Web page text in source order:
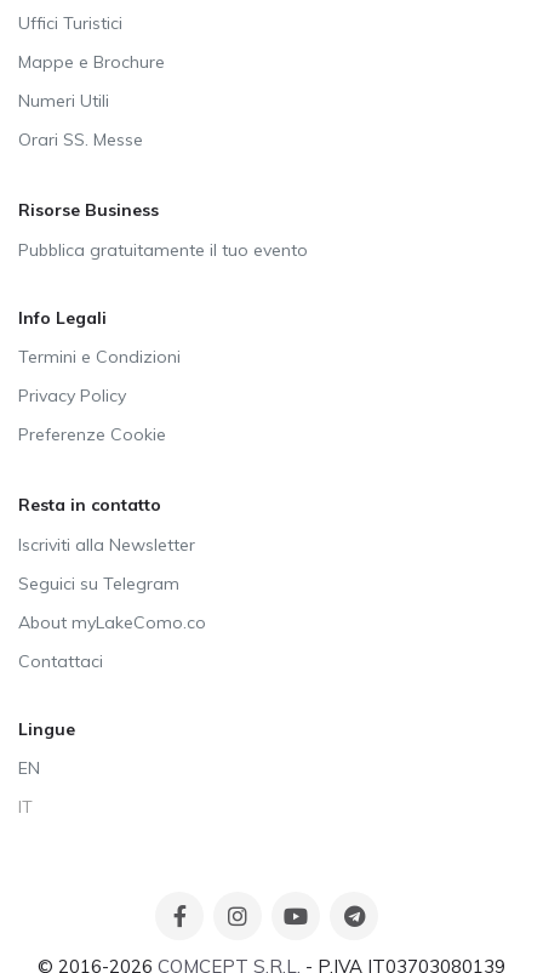
Uffici Turistici
Mappe e Brochure
Numeri Utili
Orari SS. Messe
Risorse Business
Pubblica gratuitamente il tuo evento
Info Legali
Termini e Condizioni
Privacy Policy
Preferenze Cookie
Resta in contatto
Iscriviti alla Newsletter
Seguici su Telegram
About myLakeComo.co
Contattaci
Lingue
EN
IT
© 2016-2026 COMCEPT S.R.L. - P.IVA IT03703080139